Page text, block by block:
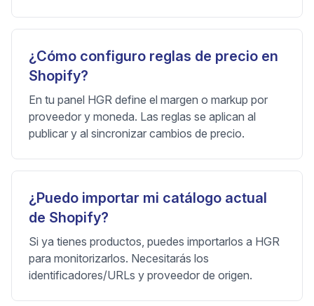
¿Cómo configuro reglas de precio en
Shopify?
En tu panel HGR define el margen o markup por
proveedor y moneda. Las reglas se aplican al
publicar y al sincronizar cambios de precio.
¿Puedo importar mi catálogo actual
de Shopify?
Si ya tienes productos, puedes importarlos a HGR
para monitorizarlos. Necesitarás los
identificadores/URLs y proveedor de origen.